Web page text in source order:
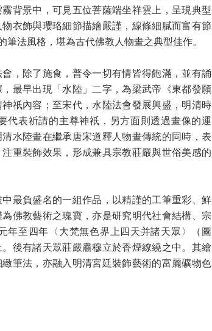
背景中，可見五位菩薩端坐祥雲上，呈現典型
衣飾與瓔珞細節描繪嚴謹，線條細膩而富有節
法風格，堪為古代佛教人物畫之典型佳作。
，除了施食，普令一切有情皆得飽滿，並有誦
最早出現「水陸」二字，為梁武帝《東都發願
祇內容；至宋代，水陸法會發展興盛，明清時
代表祈請的主尊神祇，另方面則透過畫像的運
水陸畫在繼承唐宋道釋人物畫傳統的同時，表
重裝飾效果，形成兼具宗教莊嚴與世俗美感的
最負盛名的一組作品，以精謹的工筆重彩、鮮
佛教藝術之瑰寶，亦是研究明代社會結構、宗
年至四年〈大梵無色界上四天并諸天眾〉（圖
後有諸天眾莊嚴肅穆立於香煙繚繞之中。其繪
筆法，亦融入明清宮廷裝飾藝術的富麗礦物色